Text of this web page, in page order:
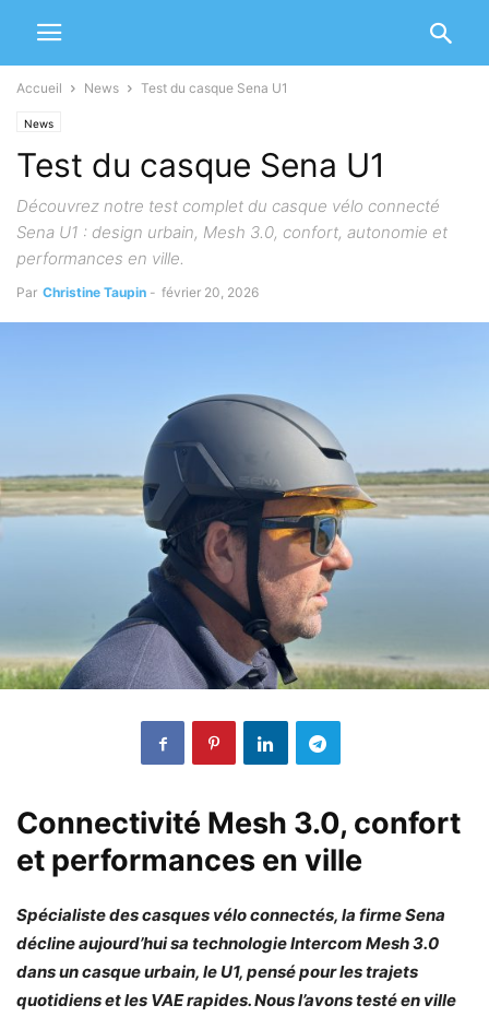
Accueil News Test du casque Sena U1
News
Test du casque Sena U1
Découvrez notre test complet du casque vélo connecté
Sena U1 : design urbain, Mesh 3.0, confort, autonomie et
performances en ville.
Par Christine Taupin - février 20, 2026
Connectivité Mesh 3.0, confort
et performances en ville
Spécialiste des casques vélo connectés, la firme Sena
décline aujourd’hui sa technologie Intercom Mesh 3.0
dans un casque urbain, le U1, pensé pour les trajets
quotidiens et les VAE rapides. Nous l’avons testé en ville